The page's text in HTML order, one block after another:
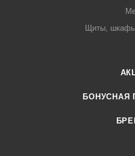
Щиты,
БОНУСНАЯ